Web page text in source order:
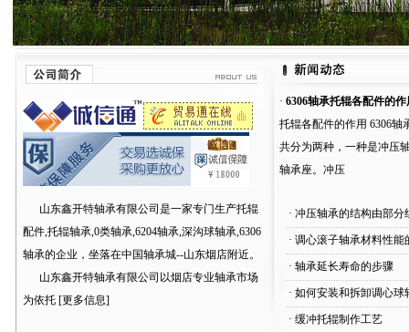
山东鑫开特轴承有限公司是一家专门生产托辊
配件,托辊轴承,0类轴承,6204轴承,深沟球轴承,6306
轴承的企业，坐落在中国轴承城--山东烟店附近。
山东鑫开特轴承有限公司以烟店专业轴承市场
为依托 [更多信息]
· 6306轴承托辊各配件的作
托辊各配件的作用 6306轴
共分为两种，一种是冲压
轴承座。冲压
· 冲压轴承的结构由部分
· 调心滚子轴承材料性能
· 轴承延长寿命的步骤
· 如何安装和拆卸调心球
· 缓冲托辊制作工艺